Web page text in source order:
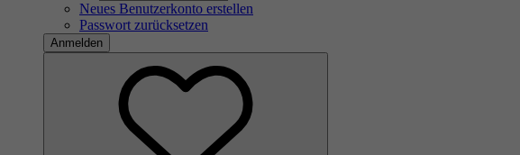
Neues Benutzerkonto erstellen
Passwort zurücksetzen
Anmelden